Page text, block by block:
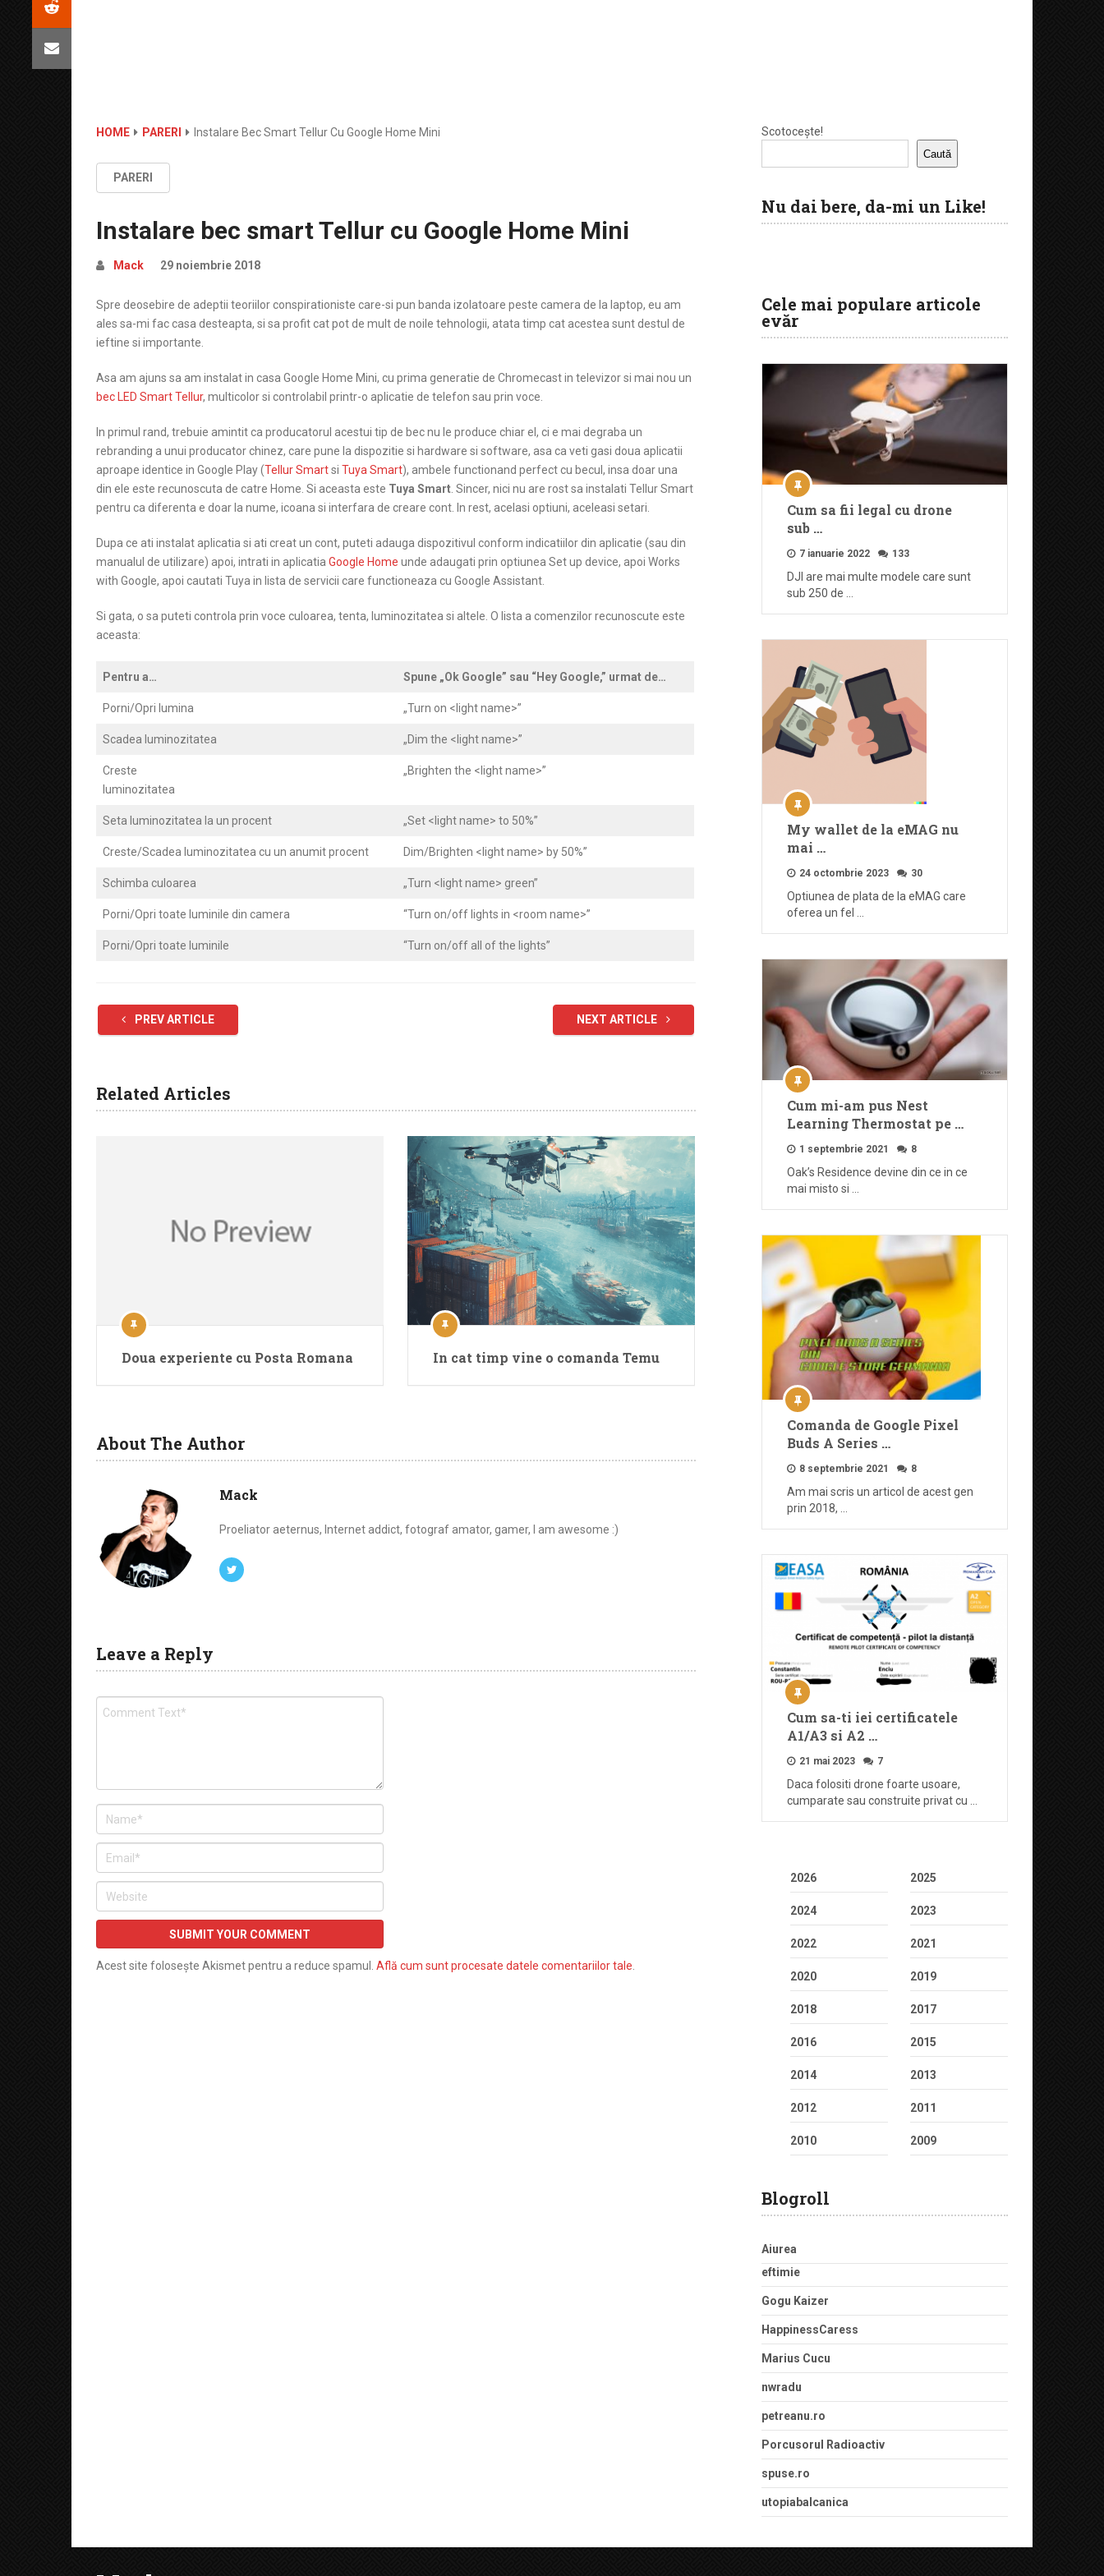
HOME PARERI Instalare Bec Smart Tellur Cu Google Home Mini
PARERI
Instalare bec smart Tellur cu Google Home Mini
Mack 29 noiembrie 2018
Spre deosebire de adeptii teoriilor conspirationiste care-si pun banda izolatoare peste camera de la laptop, eu am
ales sa-mi fac casa desteapta, si sa profit cat pot de mult de noile tehnologii, atata timp cat acestea sunt destul de
ieftine si importante.
Asa am ajuns sa am instalat in casa Google Home Mini, cu prima generatie de Chromecast in televizor si mai nou un
bec LED Smart Tellur, multicolor si controlabil printr-o aplicatie de telefon sau prin voce.
In primul rand, trebuie amintit ca producatorul acestui tip de bec nu le produce chiar el, ci e mai degraba un
rebranding a unui producator chinez, care pune la dispozitie si hardware si software, asa ca veti gasi doua aplicatii
aproape identice in Google Play (Tellur Smartsi Tuya Smart), ambele functionand perfect cu becul, insa doar una
din ele este recunoscuta de catre Home. Si aceasta este Tuya Smart . Sincer, nici nu are rost sa instalati Tellur Smart
pentru ca diferenta e doar la nume, icoana si interfara de creare cont. In rest, acelasi optiuni, aceleasi setari.
Dupa ce ati instalat aplicatia si ati creat un cont, puteti adauga dispozitivul conform indicatiilor din aplicatie (sau din
manualul de utilizare) apoi, intrati in aplicatia Google Home unde adaugati prin optiunea Set up device, apoi Works
with Google, apoi cautati Tuya in lista de servicii care functioneaza cu Google Assistant.
Si gata, o sa puteti controla prin voce culoarea, tenta, luminozitatea si altele. O lista a comenzilor recunoscute este
aceasta:
Pentru a… Spune „Ok Google” sau “Hey Google,” urmat de…
Porni/Opri lumina „Turn on <light name>”
Scadea luminozitatea „Dim the <light name>”
Creste
luminozitatea
„Brighten the <light name>”
Seta luminozitatea la un procent „Set <light name> to 50%”
Creste/Scadea luminozitatea cu un anumit procent Dim/Brighten <light name> by 50%”
Schimba culoarea „Turn <light name> green”
Porni/Opri toate luminile din camera “Turn on/off lights in <room name>”
Porni/Opri toate luminile “Turn on/off all of the lights”
PREV ARTICLE NEXT ARTICLE
Related Articles
Doua experiente cu Posta Romana In cat timp vine o comanda Temu
About The Author
Mack
Proeliator aeternus, Internet addict, fotograf amator, gamer, I am awesome :)
Leave a Reply
Acest site folosește Akismet pentru a reduce spamul. Află cum sunt procesate datele comentariilor tale
Scotocește!
Caută
Nu dai bere, da-mi un Like!
Cele mai populare articole
evăr
Cum sa fii legal cu drone
sub …
7 ianuarie 2022 133
DJI are mai multe modele care sunt
sub 250 de …
My wallet de la eMAG nu
mai …
24 octombrie 2023 30
Optiunea de plata de la eMAG care
oferea un fel …
Cum mi-am pus Nest
Learning Thermostat pe …
1 septembrie 2021 8
Oak’s Residence devine din ce in ce
mai misto si …
Comanda de Google Pixel
Buds A Series …
8 septembrie 2021 8
Am mai scris un articol de acest gen
prin 2018, …
Cum sa-ti iei certificatele
A1/A3 si A2 …
21 mai 2023 7
Daca folositi drone foarte usoare,
cumparate sau construite privat cu …
2026 2025
2024 2023
2022 2021
2020 2019
2018 2017
2016 2015
2014 2013
2012 2011
2010 2009
Blogroll
Aiurea
eftimie
Gogu Kaizer
HappinessCaress
Marius Cucu
nwradu
petreanu.ro
Porcusorul Radioactiv
spuse.ro
utopiabalcanica